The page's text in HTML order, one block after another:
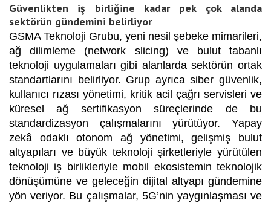
Güvenlikten iş birliğine kadar pek çok alanda
sektörün gündemini belirliyor
GSMA Teknoloji Grubu, yeni nesil şebeke mimarileri,
ağ dilimleme (network slicing) ve bulut tabanlı
teknoloji uygulamaları gibi alanlarda sektörün ortak
standartlarını belirliyor. Grup ayrıca siber güvenlik,
kullanıcı rızası yönetimi, kritik acil çağrı servisleri ve
küresel ağ sertifikasyon süreçlerinde de bu
standardizasyon çalışmalarını yürütüyor. Yapay
zekâ odaklı otonom ağ yönetimi, gelişmiş bulut
altyapıları ve büyük teknoloji şirketleriyle yürütülen
teknoloji iş birlikleriyle mobil ekosistemin teknolojik
dönüşümüne ve geleceğin dijital altyapı gündemine
yön veriyor. Bu çalışmalar, 5G’nin yaygınlaşması ve